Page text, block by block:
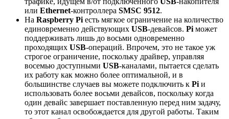
или Ethernet-контроллера SMSC 9512.
На Raspberry Pi есть мягкое ограничение на количество
единовременно действующих USB-девайсов. Pi может
поддерживать лишь до восьми одновременно
проходящих USB-операций. Впрочем, это не такое уж
строгое ограничение, поскольку драйвер, управляя
восемью доступными USB-каналами, пытается сделать
их работу как можно более оптимальной, и в
большинстве случаев вы можете подключить к Pi и
использовать более восьми девайсов, поскольку когда
один девайс завершает поставленную перед ним задачу,
то этот канал освобождается для другой работы. Таким